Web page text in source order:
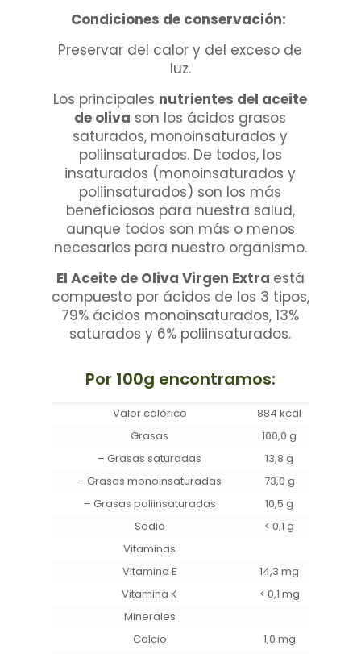
Condiciones de conservación:
Preservar del calor y del exceso de
luz.
Los principales nutrientes del aceite
de oliva son los ácidos grasos
saturados, monoinsaturados y
poliinsaturados. De todos, los
insaturados (monoinsaturados y
poliinsaturados) son los más
beneficiosos para nuestra salud,
aunque todos son más o menos
necesarios para nuestro organismo.
El Aceite de Oliva Virgen Extra está
compuesto por ácidos de los 3 tipos,
79% ácidos monoinsaturados, 13%
saturados y 6% poliinsaturados.
Por 100g encontramos:
Valor calórico
884 kcal
Grasas
100,0 g
– Grasas saturadas
13,8 g
– Grasas monoinsaturadas
73,0 g
– Grasas poliinsaturadas
10,5 g
Sodio
< 0,1 g
Vitaminas
Vitamina E
14,3 mg
Vitamina K
< 0,1 mg
Minerales
Calcio
1,0 mg